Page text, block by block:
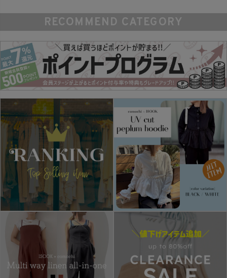
RECOMMEND CATEGORY